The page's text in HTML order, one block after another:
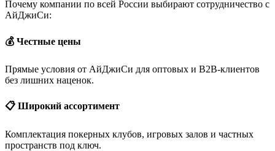
Почему компании по всей России выбирают сотрудничество с
АйДжиСи:
💰 Честные цены
Прямые условия от АйДжиСи для оптовых и B2B-клиентов
без лишних наценок.
📋 Широкий ассортимент
Комплектация покерных клубов, игровых залов и частных
пространств под ключ.